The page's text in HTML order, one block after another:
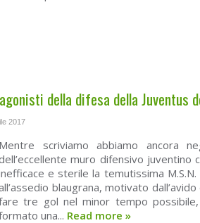
della difesa della Juventus
2017
Mentre scriviamo abbiamo ancora
muro difensivo juventino
e sterile la temutissima
blaugrana, motivato
tre gol nel minor tempo possibile,
una... Read more »